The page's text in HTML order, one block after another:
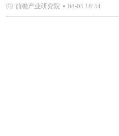
前瞻产业研究院 08-05 18:44